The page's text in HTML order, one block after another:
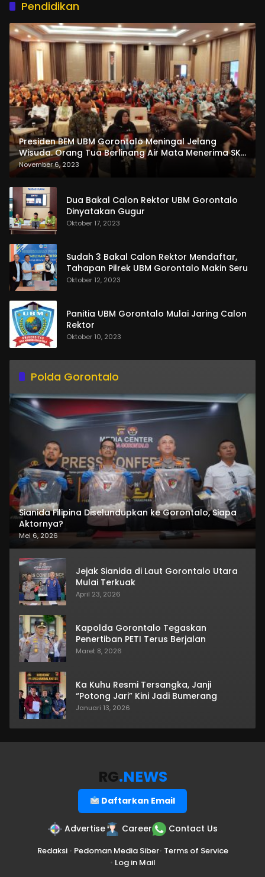
Pendidikan
Presiden BEM UBM Gorontalo Meningal Jelang
Wisuda. Orang Tua Berlinang Air Mata Menerima SKL
dan Pemasangan Salempang
November 6, 2023
Dua Bakal Calon Rektor UBM Gorontalo
Dinyatakan Gugur
Oktober 17, 2023
Sudah 3 Bakal Calon Rektor Mendaftar,
Tahapan Pilrek UBM Gorontalo Makin Seru
Oktober 12, 2023
Panitia UBM Gorontalo Mulai Jaring Calon
Rektor
Oktober 10, 2023
Polda Gorontalo
Sianida Filipina Diselundupkan ke Gorontalo, Siapa
Aktornya?
Mei 6, 2026
Jejak Sianida di Laut Gorontalo Utara
Mulai Terkuak
April 23, 2026
Kapolda Gorontalo Tegaskan
Penertiban PETI Terus Berjalan
Maret 8, 2026
Ka Kuhu Resmi Tersangka, Janji
“Potong Jari” Kini Jadi Bumerang
Januari 13, 2026
RG.NEWS
Daftarkan Email
Advertise Career Contact Us
Redaksi• Pedoman Media Siber• Terms of Service
• Log in Mail